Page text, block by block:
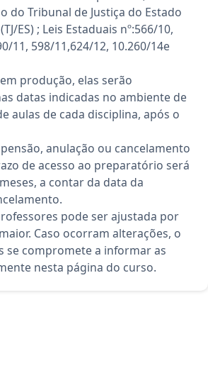
do Tribunal de Justiça do Estado
ES) ; Leis Estaduais nº:566/10,
11, 598/11,624/12, 10.260/14e
produção, elas serão
datas indicadas no ambiente de
aulas de cada disciplina, após o
anulação ou cancelamento
de acesso ao preparatório será
a contar da data da
pode ser ajustada por
Caso ocorram alterações, o
se compromete a informar as
nesta página do curso.